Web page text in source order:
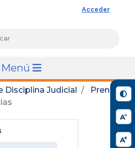
Acceder
Menú
Disciplina Judicial
Prensa